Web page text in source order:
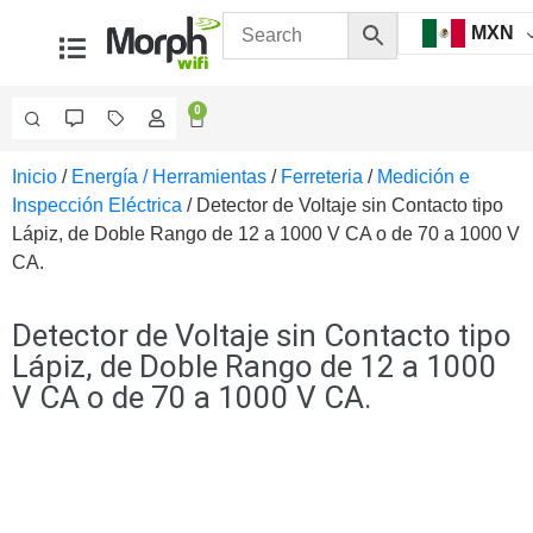
MXN
0
Videovigilancia
Accesorios
Generales
Fibra
Accesorios
para
Computadora
y
Inicio / Energía / Herramientas / Ferreteria / Medición e
Inspección Eléctrica / Detector de Voltaje sin Contacto tipo
Lápiz, de Doble Rango de 12 a 1000 V CA o de 70 a 1000 V
CA.
Detector de Voltaje sin Contacto tipo
Lápiz, de Doble Rango de 12 a 1000
V CA o de 70 a 1000 V CA.